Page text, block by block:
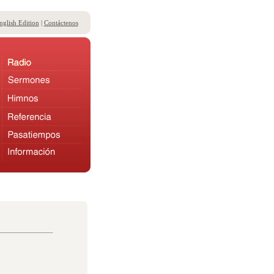
Edition | Contáctenos